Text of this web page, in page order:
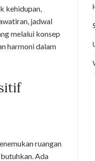
kehidupan,
jadwal
melalui konsep
harmoni dalam
ruangan
Ada